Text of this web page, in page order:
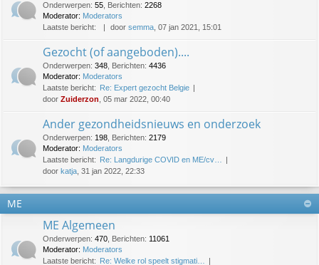
Onderwerpen: 55 Berichten: 2268
Moderator: Moderators
Laatste bericht:
door semma , 07 jan 2021, 15:01
Gezocht (of aangeboden)....
Onderwerpen: 348 Berichten: 4436
Moderator: Moderators
Laatste bericht: Re: Expert gezocht Belgie
door Zuiderzon , 05 mar 2022, 00:40
Ander gezondheidsnieuws en onderzoek
Onderwerpen: 198 Berichten: 2179
Moderator: Moderators
Laatste bericht: Re: Langdurige COVID en ME/cv…
door katja , 31 jan 2022, 22:33
ME
ME Algemeen
Onderwerpen: 470 Berichten: 11061
Moderator: Moderators
Laatste bericht: Re: Welke rol speelt stigmati…